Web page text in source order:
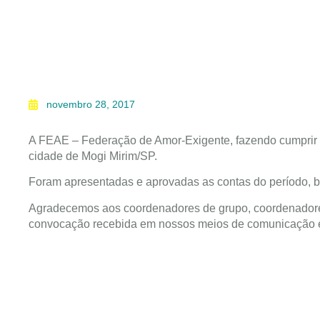
novembro 28, 2017
A FEAE – Federação de Amor-Exigente, fazendo
cidade de Mogi Mirim/SP.
Foram apresentadas e aprovadas as contas do período,
Agradecemos aos coordenadores de grupo,
convocação recebida em nossos meios de comunicação